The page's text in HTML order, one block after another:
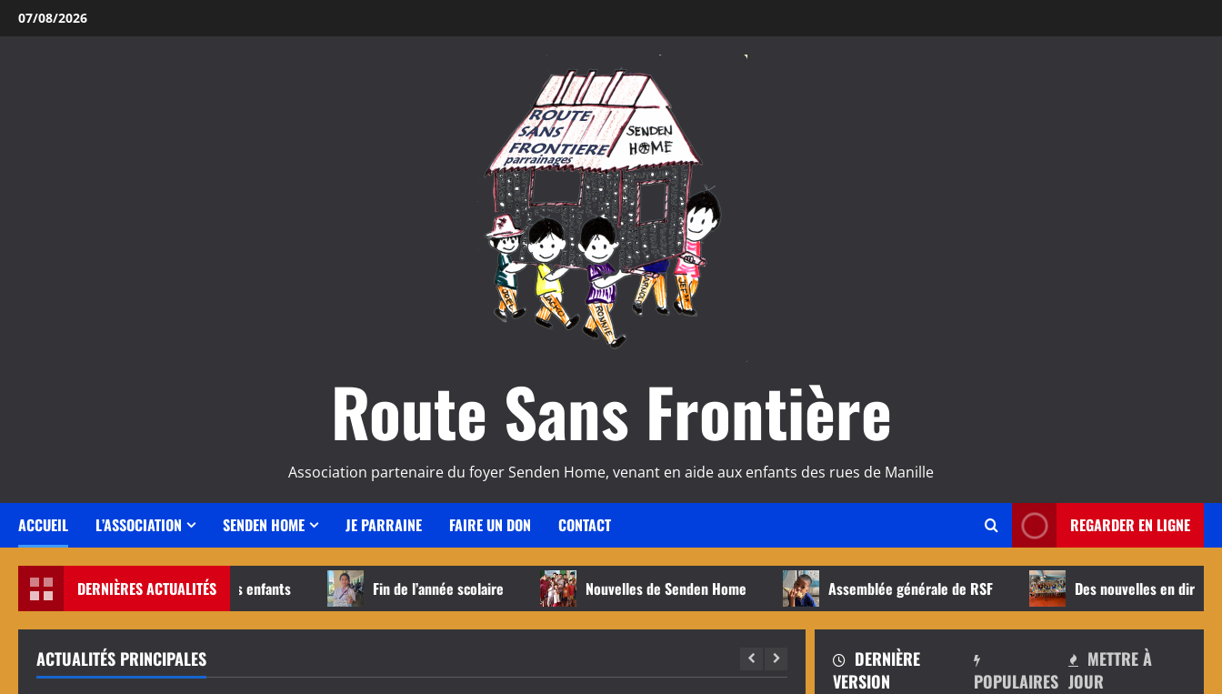
Aller
au
07/08/2026
Route Sans Frontière
Association partenaire du foyer Senden Home, venant en aide aux enfants des rues de Manille
ACCUEIL L’ASSOCIATION SENDEN HOME JE PARRAINE FAIRE UN DON CONTACT REGARDER EN LIGNE
DERNIÈRES ACTUALITÉS
Suivi médical des enfants Fin de l’année scolaire Nouvelles de Senden Home Assemblée générale de RSF Des nouvelles en direct de
ACTUALITÉS PRINCIPALES
DERNIÈRE
VERSION
POPULAIRES
METTRE À
JOUR